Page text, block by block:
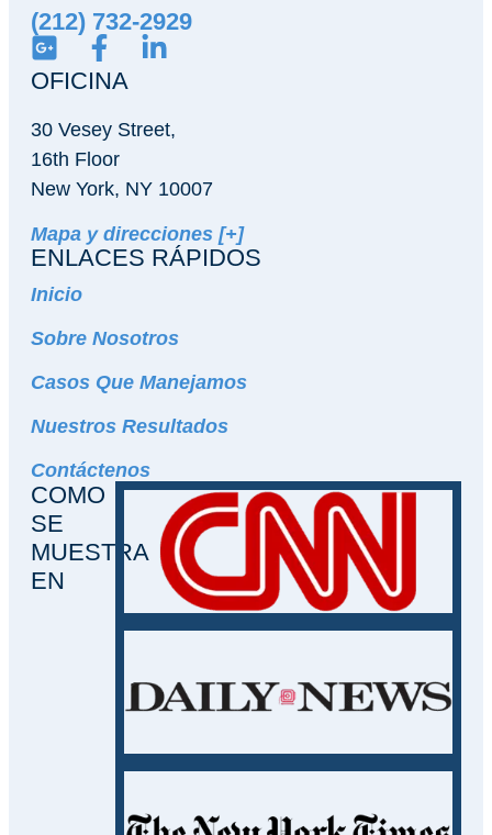
(212) 732-2929
OFICINA
30 Vesey Street,
16th Floor
New York, NY 10007
Mapa y direcciones [+]
ENLACES RÁPIDOS
Inicio
Sobre Nosotros
Casos Que Manejamos
Nuestros Resultados
Contáctenos
COMO
SE
MUESTRA
EN